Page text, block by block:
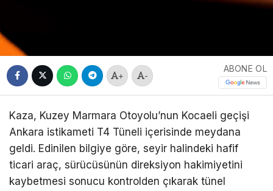
+ -
ABONE OL
Kaza, Kuzey Marmara Otoyolu’nun Kocaeli geçişi
Ankara istikameti T4 Tüneli içerisinde meydana
geldi. Edinilen bilgiye göre, seyir halindeki hafif
ticari araç, sürücüsünün direksiyon hakimiyetini
kaybetmesi sonucu kontrolden çıkarak tünel